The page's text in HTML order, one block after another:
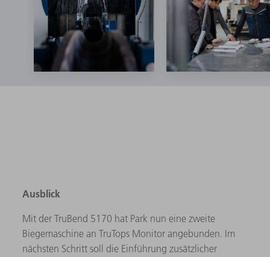
Ausblick
Mit der TruBend 5170 hat Park nun eine zweite
Biegemaschine an TruTops Monitor angebunden. Im
nächsten Schritt soll die Einführung zusätzlicher